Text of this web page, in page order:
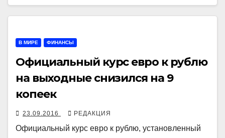
В МИРЕ ФИНАНСЫ
Официальный курс евро к рублю
на выходные снизился на 9
копеек
23.09.2016 РЕДАКЦИЯ
Официальный курс евро к рублю, установленный